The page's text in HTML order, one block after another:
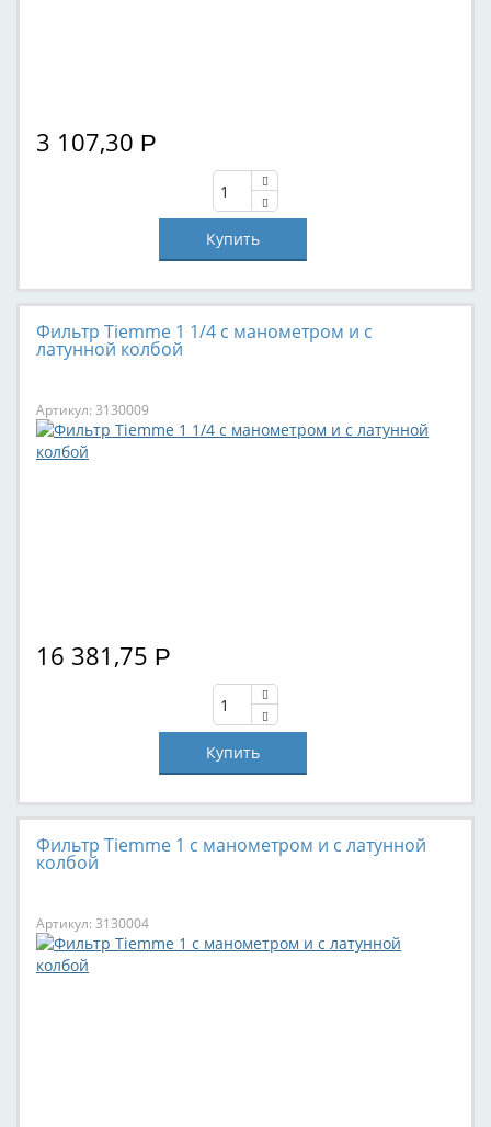
3 107,30 Р
Фильтр Tiemme 1 1/4 с манометром и с
латунной колбой
Артикул: 3130009
16 381,75 Р
Фильтр Tiemme 1 с манометром и с латунной
колбой
Артикул: 3130004